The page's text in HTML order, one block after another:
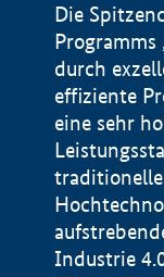
Die
Programms
durch
effiziente
eine sehr
Industrie